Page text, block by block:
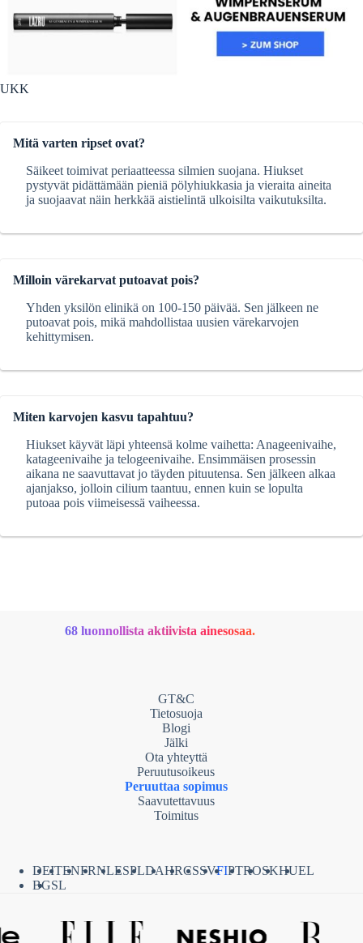
UKK
Mitä varten ripset ovat?
Säikeet toimivat periaatteessa silmien suojana. Hiukset
pystyvät pidättämään pieniä pölyhiukkasia ja vieraita aineita
ja suojaavat näin herkkää aistielintä ulkoisilta vaikutuksilta.
Milloin värekarvat putoavat pois?
Yhden yksilön elinikä on 100-150 päivää. Sen jälkeen ne
putoavat pois, mikä mahdollistaa uusien värekarvojen
kehittymisen.
Miten karvojen kasvu tapahtuu?
Hiukset käyvät läpi yhteensä kolme vaihetta: Anageenivaihe,
katageenivaihe ja telogeenivaihe. Ensimmäisen prosessin
aikana ne saavuttavat jo täyden pituutensa. Sen jälkeen alkaa
ajanjakso, jolloin cilium taantuu, ennen kuin se lopulta
putoaa pois viimeisessä vaiheessa.
68 luonnollista aktiivista ainesosaa.
GT&C
Tietosuoja
Blogi
Jälki
Ota yhteyttä
Peruutusoikeus
Peruuttaa sopimus
Saavutettavuus
Toimitus
DEITENFRNLESPLDAHRCSSVFIPTROSKHUEL
BGSL